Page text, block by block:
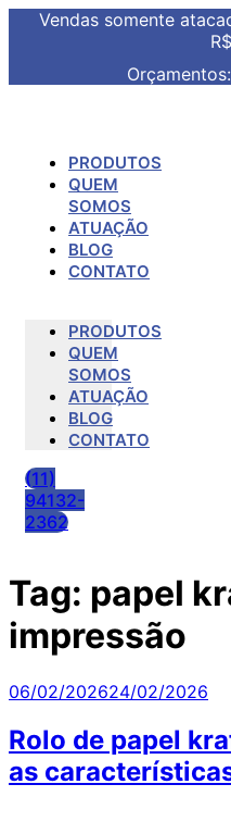
Vendas somente
PRODUTOS
QUEM
SOMOS
ATUAÇÃO
BLOG
CONTATO
PRODUTOS
QUEM
SOMOS
ATUAÇÃO
BLOG
CONTATO
(11)
94132-
2362
Tag: papel
impressão
Publicado
06/02/202624/02/2026
Rolo de papel
as